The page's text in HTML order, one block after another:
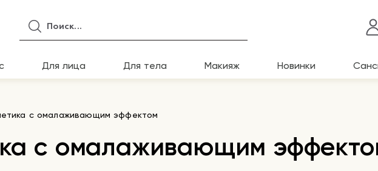
Для лица Для тела Макияж Новинки
с омалаживающим эффектом
с омалаживающим